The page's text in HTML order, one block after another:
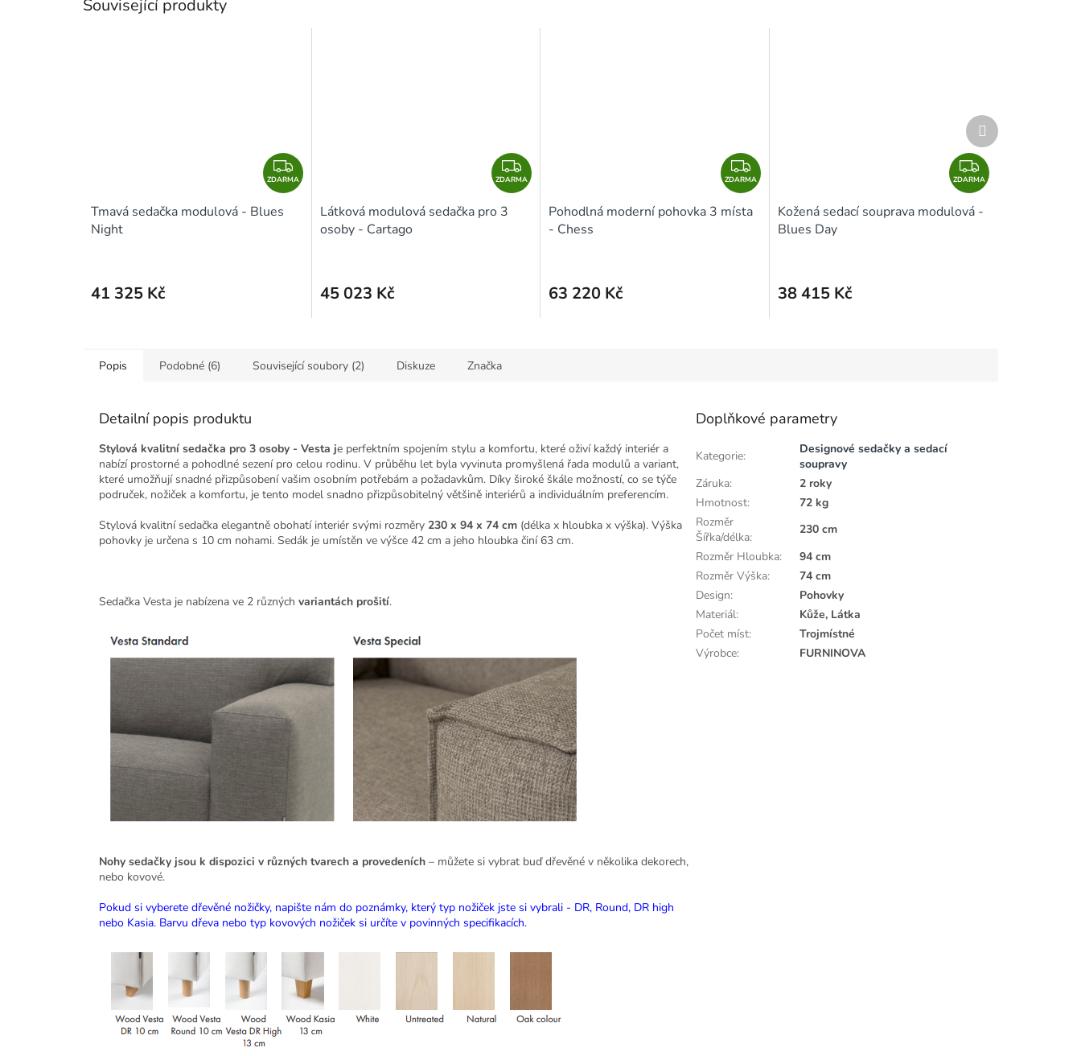
Související produkty
Z
D
ZDARMA
Tmavá sedačka modulová - Blues
Night
41 325 Kč
Z
D
ZDARMA
Látková modulová sedačka pro 3
osoby - Cartago
45 023 Kč
Z
D
A
ZDARMA
Pohodlná moderní pohovka 3 místa
- Chess
63 220 Kč
Z
D
ZDARMA
Kožená sedací souprava modulová -
Blues Day
38 415 Kč
Další
produkt
Popis Podobné (6) Související soubory (2) Diskuze Značka
Detailní popis produktu
Stylová kvalitní sedačka pro 3 osoby - Vesta je perfektním spojením stylu a komfortu, které oživí každý interiér a
nabízí prostorné a pohodlné sezení pro celou rodinu. V průběhu let byla vyvinuta promyšlená řada modulů a variant,
které umožňují snadné přizpůsobení vašim osobním potřebám a požadavkům. Díky široké škále možností, co se týče
područek, nožiček a komfortu, je tento model snadno přizpůsobitelný většině interiérů a individuálním preferencím.
Stylová kvalitní sedačka elegantně obohatí interiér svými rozměry 230 x 94 x 74 cm (délka x hloubka x výška). Výška
pohovky je určena s 10 cm nohami. Sedák je umístěn ve výšce 42 cm a jeho hloubka činí 63 cm.
Sedačka Vesta je nabízena ve 2 různých variantách prošití.
Nohy sedačky jsou k dispozici v různých tvarech a provedeních – můžete si vybrat buď dřevěné v několika dekorech,
nebo kovové.
Pokud si vyberete dřevěné nožičky, napište nám do poznámky, který typ nožiček jste si vybrali - DR, Round, DR high
nebo Kasia. Barvu dřeva nebo typ kovových nožiček si určíte v povinných specifikacích.
Doplňkové parametry
Kategorie:
Designové sedačky a sedací
soupravy
Záruka:
2 roky
Hmotnost:
72 kg
Rozměr
Šířka/délka:
230 cm
Rozměr Hloubka:
94 cm
Rozměr Výška:
74 cm
Design:
Pohovky
Materiál:
Kůže, Látka
Počet míst:
Trojmístné
Výrobce: FURNINOVA